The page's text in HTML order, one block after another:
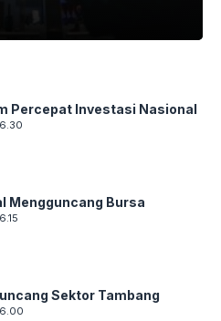
Percepat Investasi Nasional
Mengguncang Bursa
Sektor Tambang